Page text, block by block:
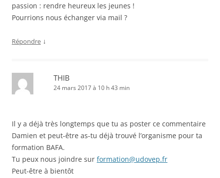
passion : rendre heureux les jeunes !
Pourrions nous échanger via mail ?
Répondre ↓
THIB
24 mars 2017 à 10 h 43 min
Il y a déjà très longtemps que tu as poster ce commentaire
Damien et peut-être as-tu déjà trouvé l’organisme pour ta
formation BAFA.
Tu peux nous joindre sur formation@udovep.fr
Peut-être à bientôt